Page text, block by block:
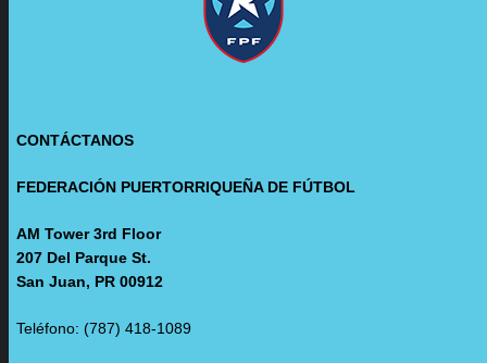
CONTÁCTANOS
FEDERACIÓN PUERTORRIQUEÑA DE FÚTBOL
AM Tower 3rd Floor
207 Del Parque St.
San Juan, PR 00912
Teléfono: (787) 418-1089